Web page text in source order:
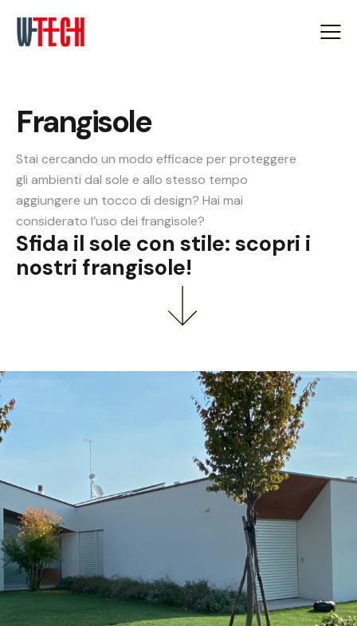
Frangisole
Stai cercando un modo efficace per proteggere
gli ambienti dal sole e allo stesso tempo
aggiungere un tocco di design? Hai mai
considerato l’uso dei frangisole?
Sfida il sole con stile: scopri i
nostri frangisole!